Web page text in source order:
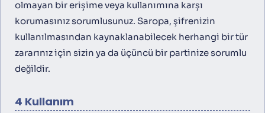
olmayan bir erişime veya kullanımına karşı
korumasınız sorumlusunuz. Saropa, şifrenizin
kullanılmasından kaynaklanabilecek herhangi bir tür
zararınız için sizin ya da üçüncü bir partinize sorumlu
değildir.
4 Kullanım